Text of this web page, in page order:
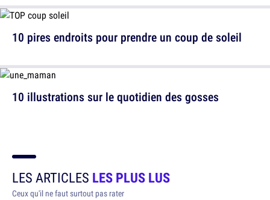
10 pires endroits pour prendre un coup de soleil
10 illustrations sur le quotidien des gosses
LES ARTICLES LES PLUS LUS
Ceux qu'il ne faut surtout pas rater